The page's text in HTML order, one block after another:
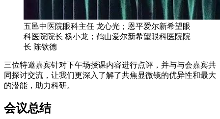
五邑中医院眼科主任 龙心光；恩平爱尔新希望眼
科医院院长 杨小龙；鹤山爱尔新希望眼科医院院
长 陈钦德
三位特邀嘉宾针对下午场授课内容进行点评，并与与会嘉宾共
同探讨交流，让我们更深入了解了共焦显微镜的优异性和最大
的潜能，助力科研。
会议总结